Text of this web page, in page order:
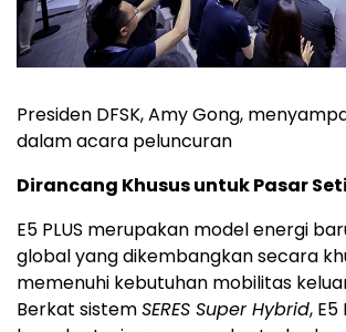
Presiden DFSK, Amy Gong,
dalam acara peluncuran
Dirancang Khusus untuk Pasar
E5 PLUS merupakan model energi
global yang dikembangkan secara
memenuhi kebutuhan mobilitas
Berkat sistemSERES Super Hybrid, E5